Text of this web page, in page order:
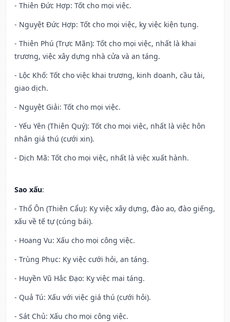
- Thiên Đức Hợp: Tốt cho mọi việc.
- Nguyệt Đức Hợp: Tốt cho mọi việc, kỵ việc kiện tụng.
- Thiên Phú (Trực Mãn): Tốt cho mọi việc, nhất là khai
trương, việc xây dựng nhà cửa và an táng.
- Lộc Khố: Tốt cho việc khai trương, kinh doanh, cầu tài,
giao dịch.
- Nguyệt Giải: Tốt cho mọi việc.
- Yếu Yên (Thiên Quý): Tốt cho mọi việc, nhất là việc hôn
nhân giá thú (cưới xin).
- Dịch Mã: Tốt cho mọi việc, nhất là việc xuất hành.
Sao xấu:
- Thổ Ôn (Thiên Cẩu): Kỵ việc xây dựng, đào ao, đào giếng,
xấu về tế tự (cúng bái).
- Hoang Vu: Xấu cho mọi công việc.
- Trùng Phục: Kỵ việc cưới hỏi, an táng.
- Huyền Vũ Hắc Đạo: Kỵ việc mai táng.
- Quả Tú: Xấu với việc giá thú (cưới hỏi).
- Sát Chủ: Xấu cho mọi công việc.